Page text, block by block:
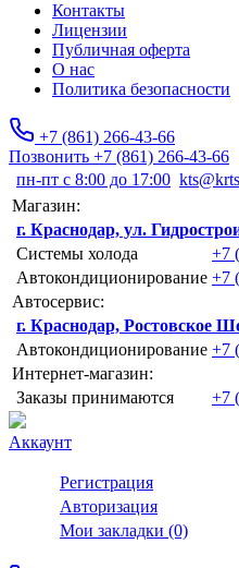
Контакты
Лицензии
Публичная оферта
О нас
Политика безопасности
+7 (861) 266-43-66
Позвонить +7 (861) 266-43-66
пн-пт с 8:00 до 17:00
Магазин:
г. Краснодар, ул.
Системы холода
+7
Автокондиционирование +7
Автосервис:
г. Краснодар, Ростовское
Автокондиционирование +7
Интернет-магазин:
Заказы принимаются
+7
Аккаунт
Регистрация
Авторизация
Мои закладки (0)